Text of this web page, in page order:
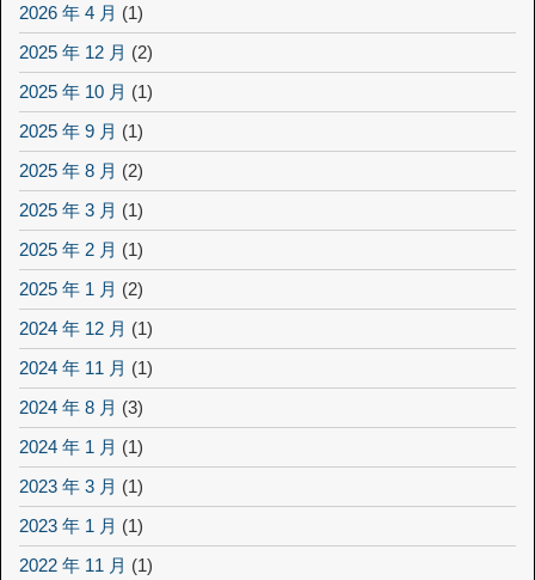
2026 年 4 月 (1)
2025 年 12 月 (2)
2025 年 10 月 (1)
2025 年 9 月 (1)
2025 年 8 月 (2)
2025 年 3 月 (1)
2025 年 2 月 (1)
2025 年 1 月 (2)
2024 年 12 月 (1)
2024 年 11 月 (1)
2024 年 8 月 (3)
2024 年 1 月 (1)
2023 年 3 月 (1)
2023 年 1 月 (1)
2022 年 11 月 (1)